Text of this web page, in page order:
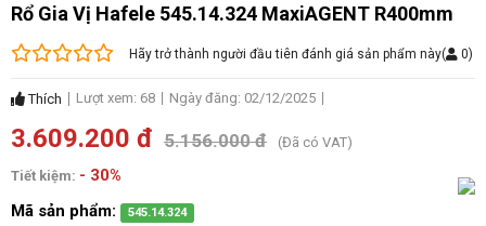
Rổ Gia Vị Hafele 545.14.324 MaxiAGENT R400mm
Hãy trở thành người đầu tiên đánh giá sản phẩm này( 0)
Thích Lượt xem: 68 Ngày đăng: 02/12/2025
3.609.200 đ 5.156.000 đ (Đã có VAT)
Tiết kiệm: - 30%
Mã sản phẩm:
545.14.324